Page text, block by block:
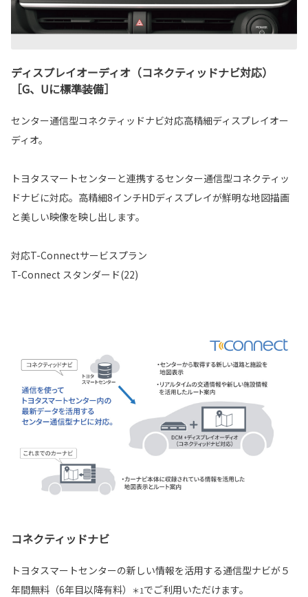
ディスプレイオーディオ（コネクティッドナビ対応）
［G、Uに標準装備］
センター通信型コネクティッドナビ対応高精細ディスプレイオー
ディオ。
トヨタスマートセンターと連携するセンター通信型コネクティッ
ドナビに対応。高精細8インチHDディスプレイが鮮明な地図描画
と美しい映像を映し出します。
対応T-Connectサービスプラン
T-Connect スタンダード(22)
コネクティッドナビ
トヨタスマートセンターの新しい情報を活用する通信型ナビが５
年間無料（6年目以降有料）
＊1でご利用いただけます。